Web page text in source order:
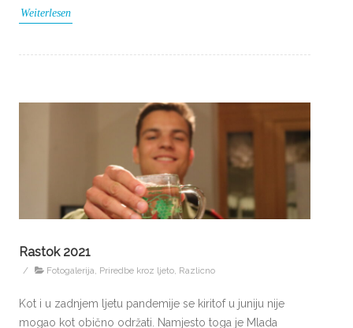
Weiterlesen
Rastok 2021
/ Fotogalerija Priredbe kroz ljeto Razlicno
Kot i u zadnjem ljetu pandemije se kiritof u juniju nije
mogao kot obično održati. Namjesto toga je Mlada